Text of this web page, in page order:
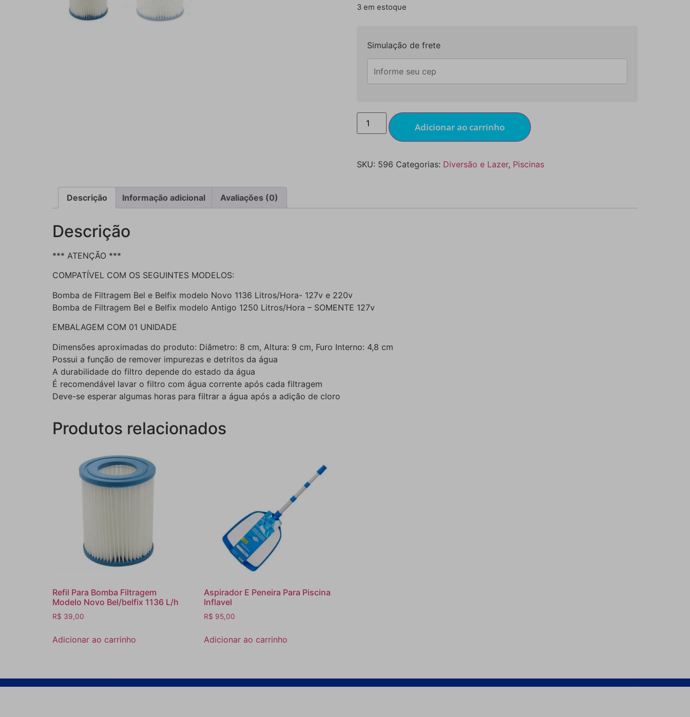
3 em estoque
Simulação de frete
Adicionar ao carrinho
SKU: 596 Categorias: Diversão e Lazer, Piscinas
Descrição Informação adicional Avaliações (0)
Descrição
*** ATENÇÃO ***
COMPATÍVEL COM OS SEGUINTES MODELOS:
Bomba de Filtragem Bel e Belfix modelo Novo 1136 Litros/Hora- 127v e 220v
Bomba de Filtragem Bel e Belfix modelo Antigo 1250 Litros/Hora – SOMENTE 127v
EMBALAGEM COM 01 UNIDADE
Dimensões aproximadas do produto: Diâmetro: 8 cm, Altura: 9 cm, Furo Interno: 4,8 cm
Possui a função de remover impurezas e detritos da água
A durabilidade do filtro depende do estado da água
É recomendável lavar o filtro com água corrente após cada filtragem
Deve-se esperar algumas horas para filtrar a água após a adição de cloro
Produtos relacionados
Refil Para Bomba Filtragem
Modelo Novo Bel/belfix 1136 L/h
R$ 39,00
Adicionar ao carrinho
Aspirador E Peneira Para Piscina
Inflavel
R$ 95,00
Adicionar ao carrinho